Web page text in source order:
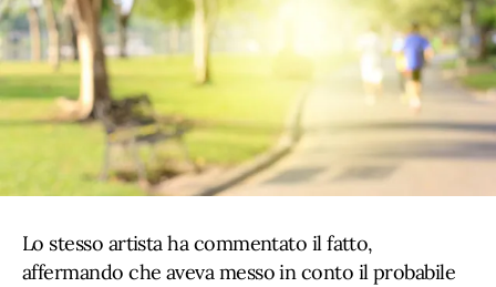
Lo stesso artista ha commentato il fatto,
affermando che aveva messo in conto il probabile